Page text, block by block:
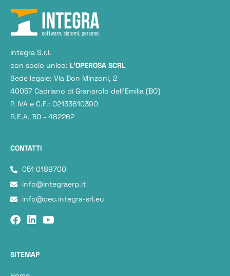
Integra S.r.l.
con socio unico: L'OPEROSA SCRL
Sede legale: Via Don Minzoni, 2
40057 Cadriano di Granarolo dell’Emilia (BO)
P. IVA e C.F.: 02133610390
R.E.A. BO - 482262
CONTATTI
051 0189700
info@integraerp.it
info@pec.integra-srl.eu
SITEMAP